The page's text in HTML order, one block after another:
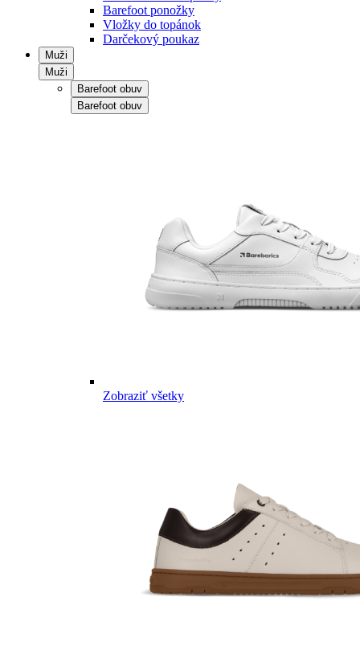
Barefoot ponožky
Vložky do topánok
Darčekový poukaz
Muži
Muži
Barefoot obuv
Barefoot obuv
Zobraziť všetky